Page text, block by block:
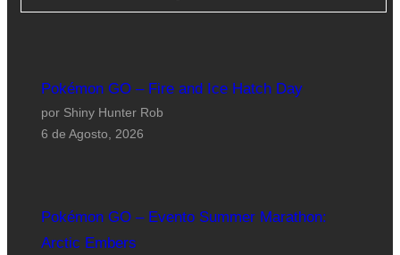
Pokémon GO – Fire and Ice Hatch Day
por Shiny Hunter Rob
6 de Agosto, 2026
Pokémon GO – Evento Summer Marathon:
Arctic Embers